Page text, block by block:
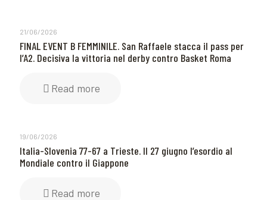
21/06/2026
FINAL EVENT B FEMMINILE. San Raffaele stacca il pass per
l’A2. Decisiva la vittoria nel derby contro Basket Roma
Read more
19/06/2026
Italia-Slovenia 77-67 a Trieste. Il 27 giugno l’esordio al
Mondiale contro il Giappone
Read more